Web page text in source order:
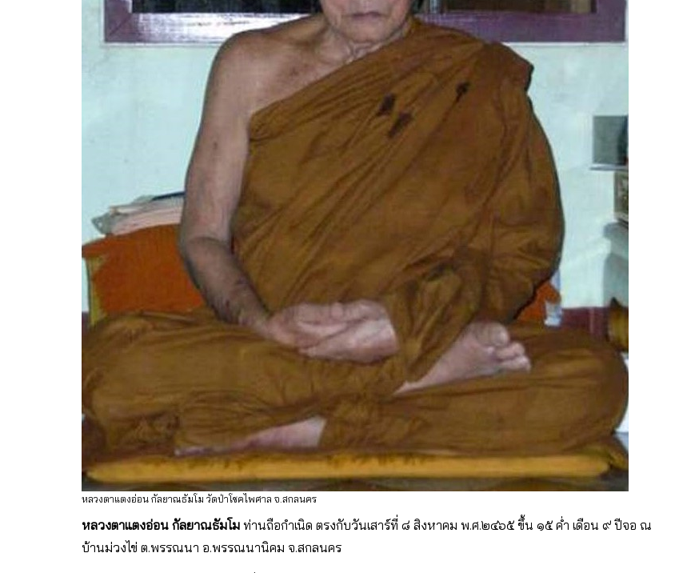
หลวงตาแตงอ่อน กัลยาณธัมโม วัดป่าโชคไพศาล จ.สกลนคร
หลวงตาแตงอ่อน กัลยาณธัมโม ท่านถือกำเนิด ตรงกับวันเสาร์ที่ ๘ สิงหาคม พ.ศ.๒๔๖๕ ขึ้น ๑๕ ค่ำ เดือน ๙ ปีจอ ณ
บ้านม่วงไข่ ต.พรรณนา อ.พรรณนานิคม จ.สกลนคร